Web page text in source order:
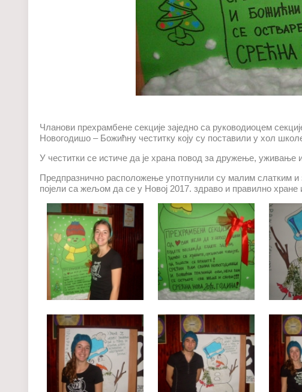
Чланови прехрамбене секције заједно са руководиоцем
Новогодишо – Божићну честитку коју су поставили у хол
У честитки се истиче да је храна повод за дружење,
Предпразнично расположење употпунили су малим слатким
појели са жељом да се у Новој 2017. здраво и правилно хране